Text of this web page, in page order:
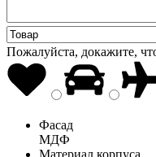
Пожалуйста, докажите,
Фасад
МДФ
Материал корпуса